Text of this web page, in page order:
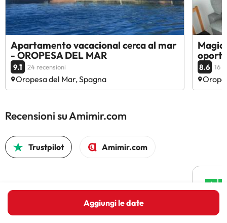
Aggiungi le date
Apartamento vacacional cerca al mar
- OROPESA DEL MAR
9.1 24 recensioni
Oropesa del Mar, Spagna
8.6 16
Recensioni su Amimir.com
Trustpilot Amimir.com